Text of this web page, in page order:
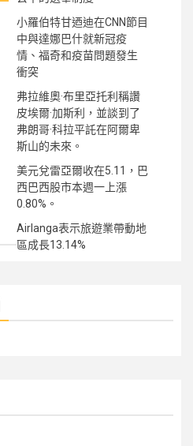
小羅伯特甘迺迪在CNN節目
中與達娜巴什就新冠疫
情、福奇和疫苗問題發生
衝突
弗拉維奧·布里亞托利稱讚
皮埃爾·加斯利，並談到了
弗朗哥·科拉平託在阿爾卑
斯山的未來。
美元兌雷亞爾收在5.11，巴
西巴西股市本週一上漲
0.80%。
Airlanga表示旅遊業帶動地
區成長13.14%